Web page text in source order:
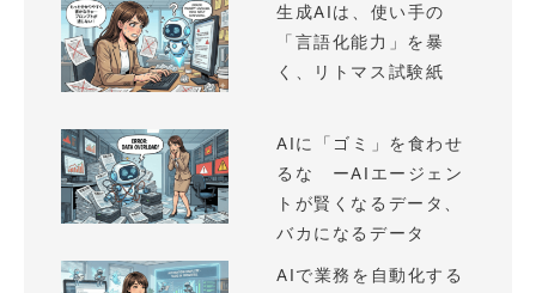
生成AIは、使い手の
「言語化能力」を暴
く、リトマス試験紙
AIに「ゴミ」を食わせ
るな ーAIエージェン
トが賢くなるデータ、
バカになるデータ
AIで業務を自動化する